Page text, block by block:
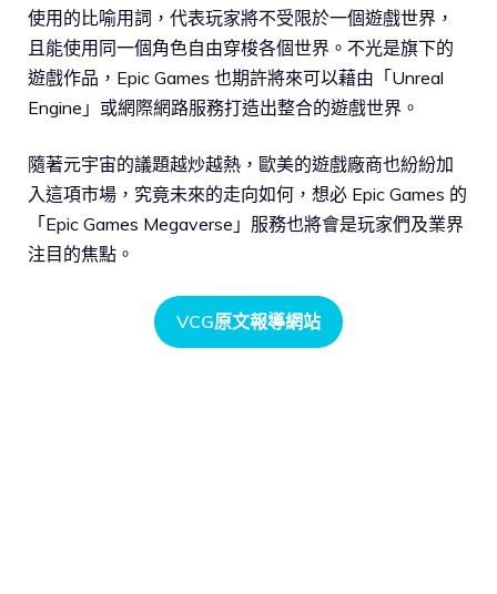
使用的比喻用詞，代表玩家將不受限於一個遊戲世界，
且能使用同一個角色自由穿梭各個世界。不光是旗下的
遊戲作品，Epic Games 也期許將來可以藉由「Unreal
Engine」或網際網路服務打造出整合的遊戲世界。
隨著元宇宙的議題越炒越熱，歐美的遊戲廠商也紛紛加
入這項市場，究竟未來的走向如何，想必 Epic Games 的
「Epic Games Megaverse」服務也將會是玩家們及業界
注目的焦點。
VCG原文報導網站